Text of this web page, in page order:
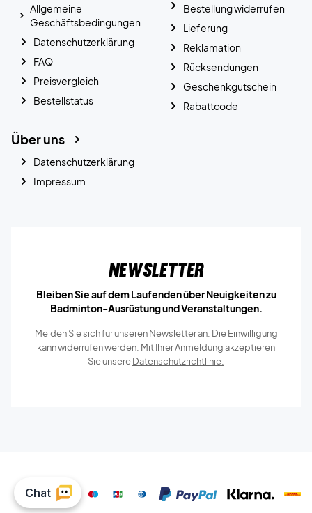
Allgemeine
Geschäftsbedingungen
Datenschutzerklärung
FAQ
Preisvergleich
Bestellstatus
Bestellung widerrufen
Lieferung
Reklamation
Rücksendungen
Geschenkgutschein
Rabattcode
Über uns
Datenschutzerklärung
Impressum
Newsletter
Bleiben Sie auf dem Laufenden über Neuigkeiten zu
Badminton-Ausrüstung und Veranstaltungen.
Melden Sie sich für unseren Newsletter an. Die Einwilligung
kann widerrufen werden. Mit Ihrer Anmeldung akzeptieren
Sie unsereDatenschutzrichtlinie.